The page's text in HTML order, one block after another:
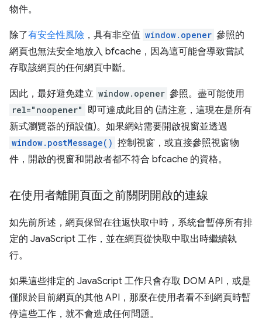
物件。
除了有安全性風險 ，具有非空值 window.opener 參照的
網頁也無法安全地放入 bfcache，因為這可能會導致嘗試
存取該網頁的任何網頁中斷。
因此，最好避免建立 window.opener 參照。盡可能使用
rel="noopener"
即可達成此目的 (請注意，這現在是所有
新式瀏覽器的預設值)。如果網站需要開啟視窗並透過
window.postMessage() 控制視窗，或直接參照視窗物
件，開啟的視窗和開啟者都不符合 bfcache 的資格。
在使用者離開頁面之前關閉開啟的連線
如先前所述，網頁保留在往返快取中時，系統會暫停所有排
定的 JavaScript 工作，並在網頁從快取中取出時繼續執
行。
如果這些排定的 JavaScript 工作只會存取 DOM API，或是
僅限於目前網頁的其他 API，那麼在使用者看不到網頁時暫
停這些工作，就不會造成任何問題。